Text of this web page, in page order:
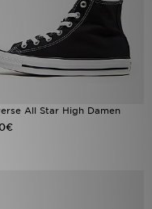
All Star High Damen